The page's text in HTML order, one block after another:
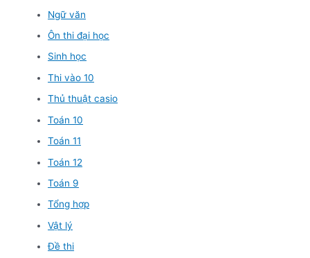
Ngữ văn
Ôn thi đại học
Sinh học
Thi vào 10
Thủ thuật casio
Toán 10
Toán 11
Toán 12
Toán 9
Tổng hợp
Vật lý
Đề thi